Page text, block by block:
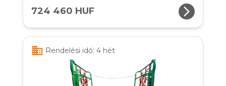
724 460 HUF arrow_forward_ios
business Rendelési idő: 4 hét